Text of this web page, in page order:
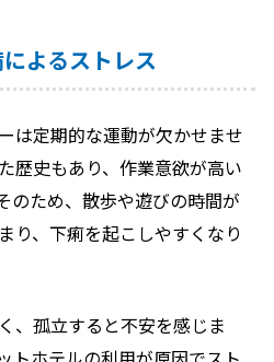
よるストレス
は定期的な運動が欠かせませ
歴史もあり、作業意欲が高い
のため、散歩や遊びの時間が
り、下痢を起こしやすくなり
、孤立すると不安を感じま